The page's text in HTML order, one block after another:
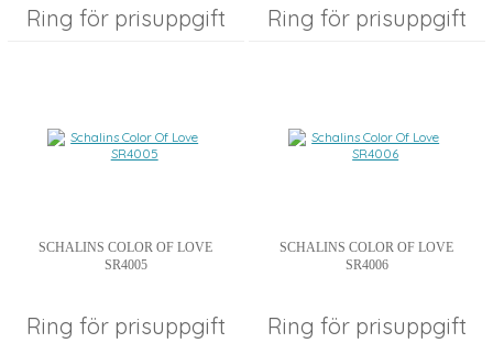
Ring för prisuppgift Ring för prisuppgift
SCHALINS COLOR OF LOVE
SR4005
Ring för prisuppgift
SCHALINS COLOR OF LOVE
SR4006
Ring för prisuppgift